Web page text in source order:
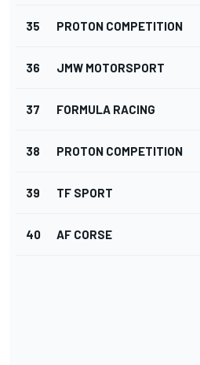
35 PROTON COMPETITION
36 JMW MOTORSPORT
37 FORMULA RACING
38 PROTON COMPETITION
39 TF SPORT
40 AF CORSE